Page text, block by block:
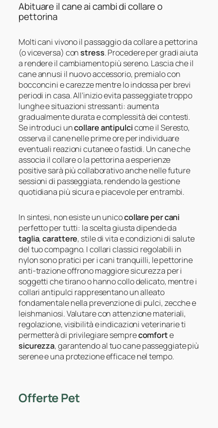
Abituare il cane ai cambi di collare o
pettorina
Molti cani vivono il passaggio da collare a pettorina
(o viceversa) constress. Procedere per gradi aiuta
a rendere il cambiamento più sereno. Lascia che il
cane annusi il nuovo accessorio, premialo con
bocconcini e carezze mentre lo indossa per brevi
periodi in casa. All’inizio evita passeggiate troppo
lunghe e situazioni stressanti: aumenta
gradualmente durata e complessità dei contesti.
Se introduci uncollare antipulcicome il Seresto,
osserva il cane nelle prime ore per individuare
eventuali reazioni cutanee o fastidi. Un cane che
associa il collare o la pettorina a esperienze
positive sarà più collaborativo anche nelle future
sessioni di passeggiata, rendendo la gestione
quotidiana più sicura e piacevole per entrambi.
In sintesi, non esiste un unicocollare per cani
perfetto per tutti: la scelta giusta dipende da
taglia,carattere, stile di vita e condizioni di salute
del tuo compagno. I collari classici regolabili in
nylon sono pratici per i cani tranquilli, le pettorine
anti-trazione offrono maggiore sicurezza per i
soggetti che tirano o hanno collo delicato, mentre i
collari antipulci rappresentano un alleato
fondamentale nella prevenzione di pulci, zecche e
leishmaniosi. Valutare con attenzione materiali,
regolazione, visibilità e indicazioni veterinarie ti
permetterà di privilegiare semprecomforte
sicurezza, garantendo al tuo cane passeggiate più
serene e una protezione efficace nel tempo.
Offerte Pet